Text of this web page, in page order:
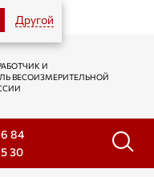
Другой
И
ВЕСОИЗМЕРИТЕЛЬНОЙ
84
30